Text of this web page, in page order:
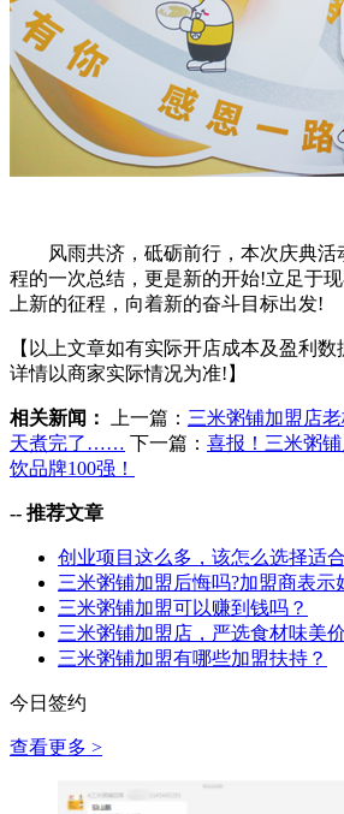
风雨共济，砥砺前行，本次庆典活
程的一次总结，更是新的开始!立足于
上新的征程，向着新的奋斗目标出发!
【以上文章如有实际开店成本及盈利
详情以商家实际情况为准!】
相关新闻： 上一篇： 三米粥铺加盟店
天煮完了…… 下一篇： 喜报！三米粥
饮品牌100强！
-- 推荐文章
创业项目这么多，该怎么选择适
三米粥铺加盟后悔吗?加盟商表示
三米粥铺加盟可以赚到钱吗？
三米粥铺加盟店，严选食材味美价
三米粥铺加盟有哪些加盟扶持？
今日签约
查看更多 >